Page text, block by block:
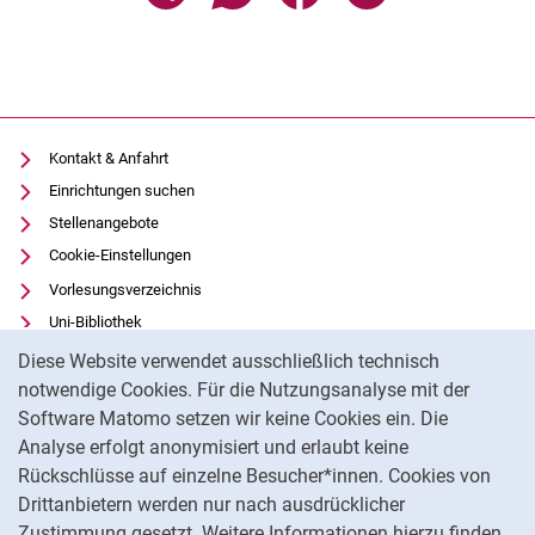
Diese Website verwendet ausschließlich technisch
notwendige Cookies. Für die Nutzungsanalyse mit der
Software Matomo setzen wir keine Cookies ein. Die
Analyse erfolgt anonymisiert und erlaubt keine
Rückschlüsse auf einzelne Besucher*innen. Cookies von
Drittanbietern werden nur nach ausdrücklicher
Kontakt & Anfahrt
Einrichtungen suchen
Stellenangebote
Cookie-Einstellungen
Vorlesungsverzeichnis
Uni-Bibliothek
Moodle
Panopto
Datenschutz
Barrierefreiheit
Transparenter KI-Einsatz
Impressum